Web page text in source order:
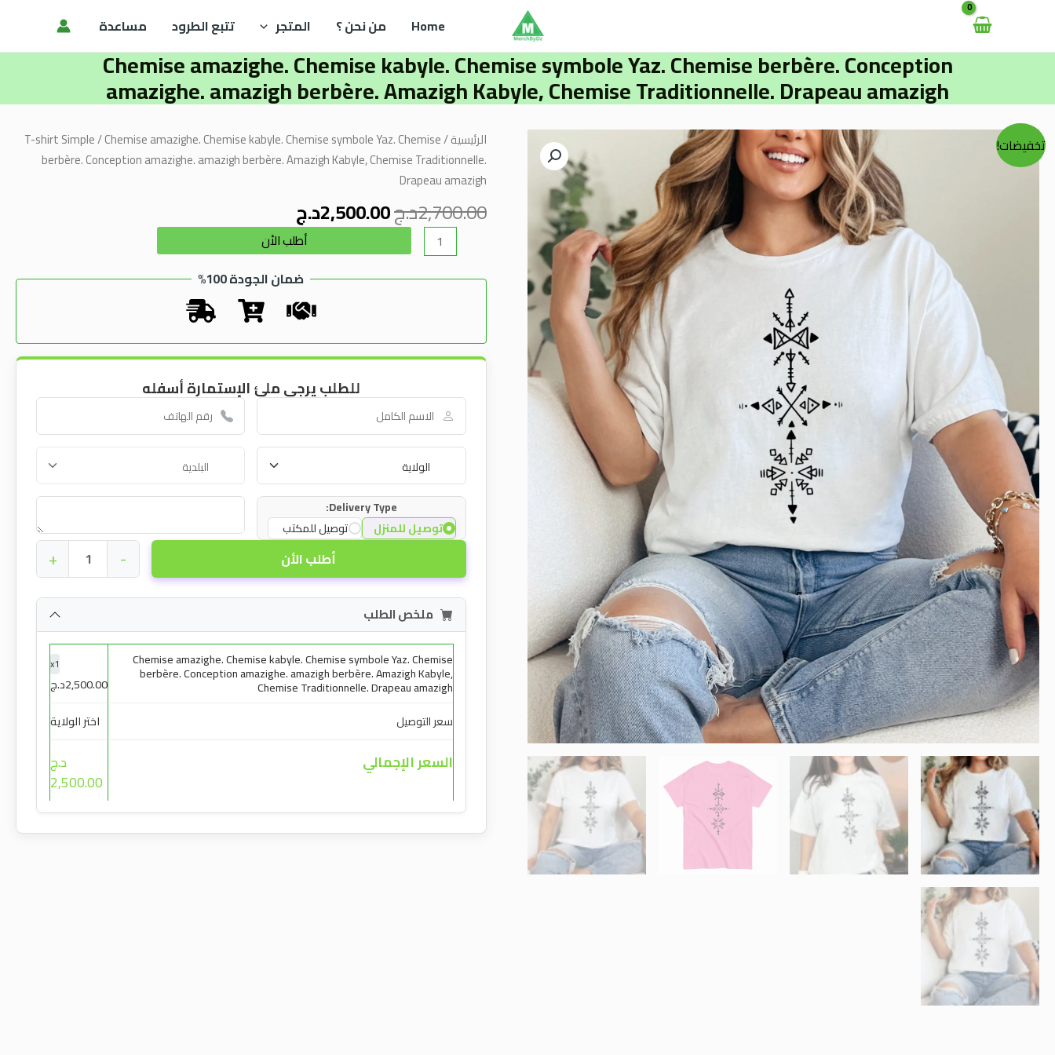
المحتوى
Home من نحن ؟ المتجر تتبع الطرود مساعدة
Chemise amazighe. Chemise kabyle. Chemise symbole Yaz. Chemise berbère. Conception
amazighe. amazigh berbère. Amazigh Kabyle, Chemise Traditionnelle. Drapeau amazigh
تخفيضات! الرئيسية/
T-shirt Simple/ Chemise amazighe. Chemise kabyle. Chemise symbole Yaz. Chemise
berbère. Conception amazighe. amazigh berbère. Amazigh Kabyle, Chemise Traditionnelle.
Drapeau amazigh
2,700.00د.ج
السعر
الأصلي
2,700.00د.ج.
2,500.00د.ج
السعر
الحالي
كمية
Chemise
amazighe.
Chemise
kabyle.
symbole
Yaz.
Conception
amazighe.
berbère.
Amazigh
Kabyle,
Traditionnelle.
Drapeau
amazigh
أطلب الأن
ضمان الجودة 100%
للطلب يرجى ملئ الإستمارة أسفله
Delivery Type:
توصيل للمنزل
توصيل للمكتب
أطلب الأن -
+
ملخص الطلب
Chemise amazighe. Chemise kabyle. Chemise symbole Yaz. Chemise
berbère. Conception amazighe. amazigh berbère. Amazigh Kabyle,
Chemise Traditionnelle. Drapeau amazigh
x1
2,500.00د.ج
سعر التوصيل
اختر الولاية
السعر الإجمالي
د.ج
2,500.00